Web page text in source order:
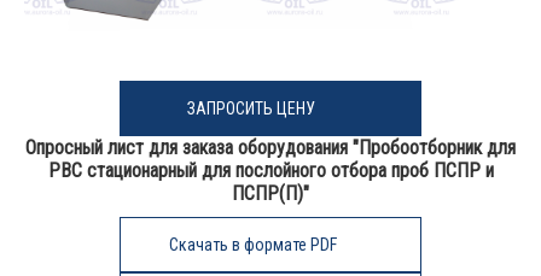
ЗАПРОСИТЬ ЦЕНУ
Опросный лист для заказа оборудования "Пробоотборник для
РВС стационарный для послойного отбора проб ПСПР и
ПСПР(П)"
Скачать в формате PDF